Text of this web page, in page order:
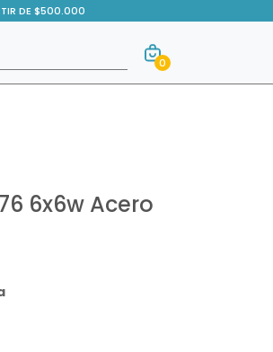
DE $500.000
0
6x6w Acero